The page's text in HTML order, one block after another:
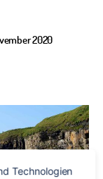
2020
Technologien